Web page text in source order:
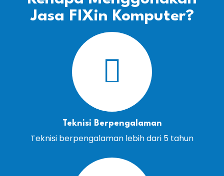
Jasa FIXin Komputer?
Teknisi Berpengalaman
Teknisi berpengalaman lebih dari 5 tahun